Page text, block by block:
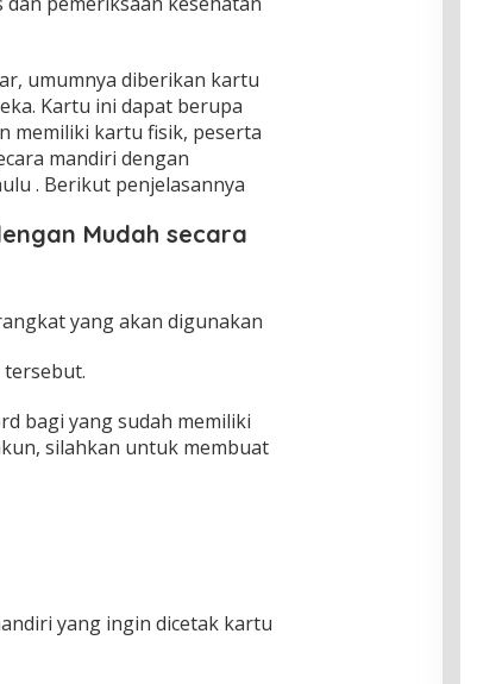
umumnya diberikan kartu
Kartu ini dapat berupa
memiliki kartu fisik, peserta
mandiri dengan
. Berikut penjelasannya
Mudah secara
yang akan digunakan
tersebut.
bagi yang sudah memiliki
silahkan untuk membuat
yang ingin dicetak kartu